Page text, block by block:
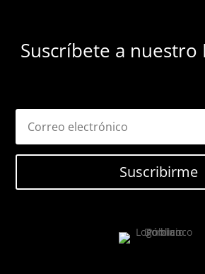
Suscríbete a
Suscribirme